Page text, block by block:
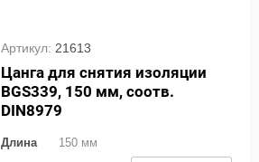
Артикул: 21613
Цанга для снятия изоляции
BGS339, 150 мм, соотв.
DIN8979
Длина 150 мм